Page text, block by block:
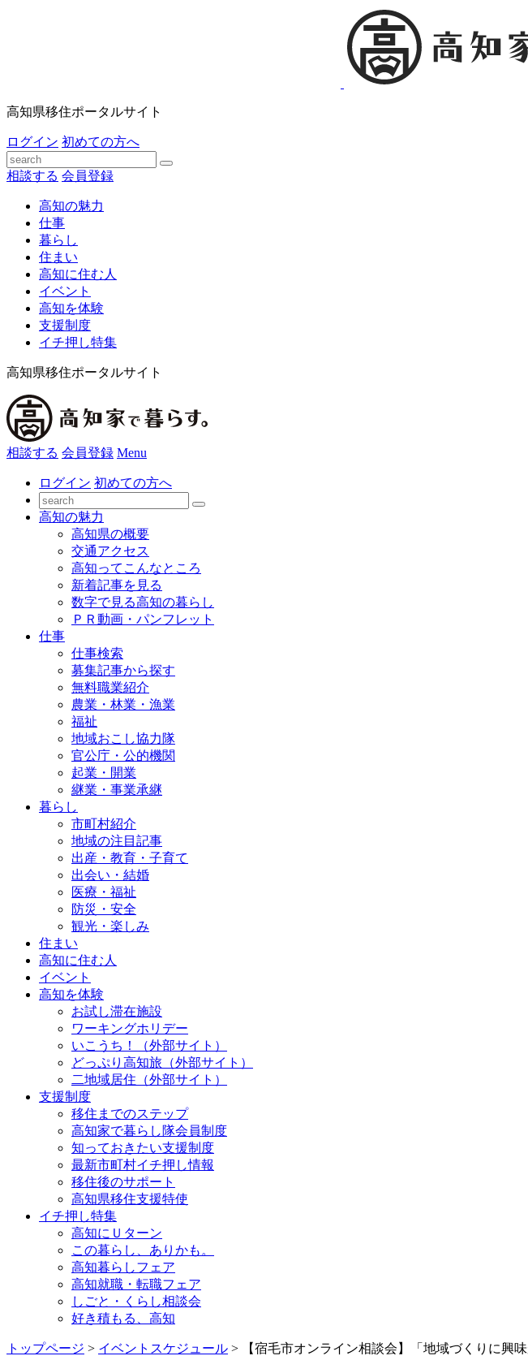
高知県移住ポータルサイト
ログイン 初めての方へ
相談する 会員登録
高知の魅力
仕事
暮らし
住まい
高知に住む人
イベント
高知を体験
支援制度
イチ押し特集
高知県移住ポータルサイト
相談する 会員登録 Menu
ログイン 初めての方へ
高知の魅力
高知県の概要
交通アクセス
高知ってこんなところ
新着記事を見る
数字で見る高知の暮らし
ＰＲ動画・パンフレット
仕事
仕事検索
募集記事から探す
無料職業紹介
農業・林業・漁業
福祉
地域おこし協力隊
官公庁・公的機関
起業・開業
継業・事業承継
暮らし
市町村紹介
地域の注目記事
出産・教育・子育て
出会い・結婚
医療・福祉
防災・安全
観光・楽しみ
住まい
高知に住む人
イベント
高知を体験
お試し滞在施設
ワーキングホリデー
いこうち！（外部サイト）
どっぷり高知旅（外部サイト）
二地域居住（外部サイト）
支援制度
移住までのステップ
高知家で暮らし隊会員制度
知っておきたい支援制度
最新市町村イチ押し情報
移住後のサポート
高知県移住支援特使
イチ押し特集
高知にＵターン
この暮らし、ありかも。
高知暮らしフェア
高知就職・転職フェア
しごと・くらし相談会
好き積もる、高知
トップページ > イベントスケジュール > 【宿毛市オンライン相談会】「地域づくりに興